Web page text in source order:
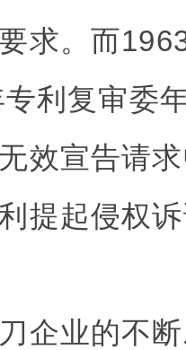
求。而
利复审委
效宣告请
提起侵权
企业的不